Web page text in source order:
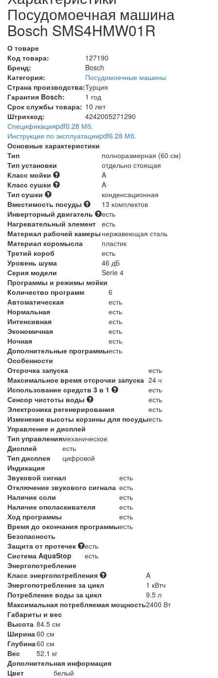
Посудомоечная машина
Bosch SMS4HMW01R
О товаре
Код товара:
127190
Бренд:
Bosch
Категория:
Посудомоечные машины
Страна производства:Турция
Гарантия Bosch:
1 год
Срок службы товара: 10 лет
Штрихкод:
4242005271290
Спецификацияpdf0.28 Мб.
Инструкция по эксплуатацииpdf6.28 Мб.
Основные характеристики
Тип
полноразмерная (60 см)
Тип установки
отдельно стоящая
Класс мойки
A
Класс сушки
A
Тип сушки
конденсационная
Вместимость посуды
13 комплектов
Инверторный двигатель
есть
Нагревательный элемент есть
Материал рабочей камеры нержавеющая сталь
Материал коромысла
пластик
Третий короб
есть
Уровень шума
46 дБ
Серия модели
Serie 4
Программы и режимы мойки
Количество программ
6
Автоматическая
есть
Нормальная
есть
Интенсивная
есть
Экономичная
есть
Ночная
есть
Дополнительные программыесть
Особенности
Отсрочка запуска
есть
Максимальное время отсрочки запуска 24 ч
Использование средств 3 в 1
есть
Сенсор чистоты воды
есть
Электроника регенерирования
есть
Изменение высоты корзины для посудыесть
Управление и дисплей
Тип управлениямеханическое
Дисплей
есть
Тип дисплея
цифровой
Индикация
Звуковой сигнал
есть
Отключение звукового сигнала есть
Наличие соли
есть
Наличие ополаскивателя
есть
Ход программы
есть
Время до окончания программыесть
Безопасность
Защита от протечек
есть
Система AquaStop
есть
Энергопотребление
Класс энергопотребления
A
Энергопотребление за цикл
1 кВтч
Потребление воды за цикл
9.5 л
Максимальная потребляемая мощность2400 Вт
Габариты и вес
Высота 84.5 см
Ширина60 см
Глубина60 см
Вес
52.1 кг
Дополнительная информация
Цвет
белый